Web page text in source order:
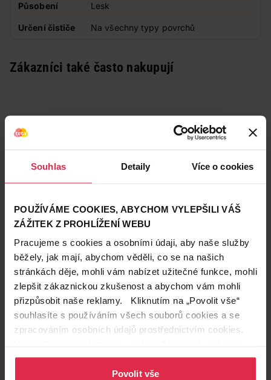
Souhlas Detaily Více o cookies
POUŽÍVÁME COOKIES, ABYCHOM VYLEPŠILI VÁŠ
ZÁŽITEK Z PROHLÍŽENÍ WEBU
Pracujeme s cookies a osobními údaji, aby naše služby
běžely, jak mají, abychom věděli, co se na našich
stránkách děje, mohli vám nabízet užitečné funkce, mohli
zlepšit zákaznickou zkušenost a abychom vám mohli
přizpůsobit naše reklamy. Kliknutím na „Povolit vše“
souhlasíte s používáním všech souborů cookies a se
zpracováním osobních údajů prostřednictvím cookies.
osobních údajů.
Povolit vše
Působení Lesk
Určení čističe Na všechny typy povrchů
Zákazníci také často nakupují
Podobné produkty